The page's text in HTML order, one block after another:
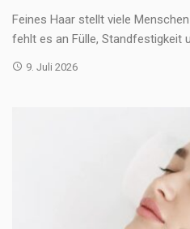
Feines Haar stellt viele
fehlt es an Fülle, Standfestigkeit
9. Juli 2026